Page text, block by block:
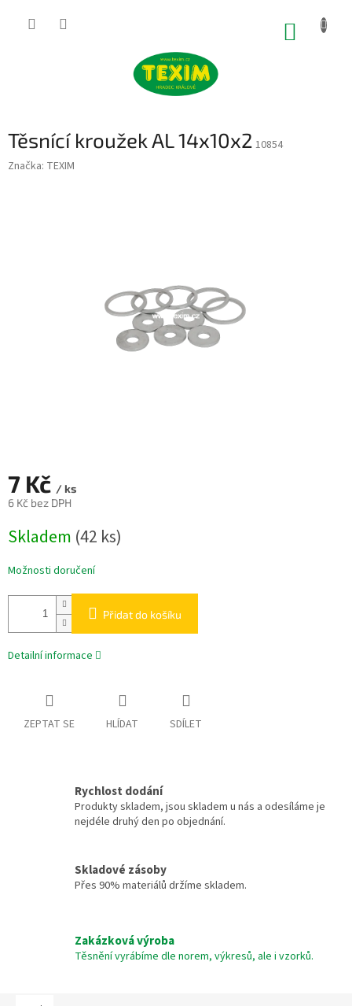
Těsnící kroužek AL 14x10x2 10854
Značka: TEXIM
7 Kč / ks
6 Kč bez DPH
cena:
Skladem (42 ks)
Možnosti doručení
Přidat do košíku
Detailní informace
ZEPTAT SE HLÍDAT SDÍLET
Rychlost dodání
Produkty skladem, jsou skladem u nás a odesíláme je
nejdéle druhý den po objednání.
Skladové zásoby
Přes 90% materiálů držíme skladem.
Zakázková výroba
Těsnění vyrábíme dle norem, výkresů, ale i vzorků.